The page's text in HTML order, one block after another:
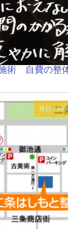
術 自費の整
休日・時